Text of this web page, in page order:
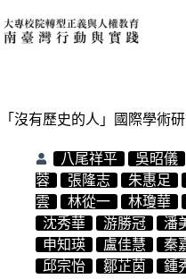
「沒有歷史的人」國際學術
八尾祥平 吳昭儀
蓉
張隆志 朱惠足
雲
林從一 林瓊華
沈秀華
游勝冠 潘
申知瑛
盧佳慧 秦
邱宗怡
鄒芷茵 鍾